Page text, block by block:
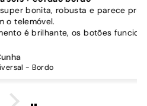
robusta e parece proteger
os botões funcionam
à parte para
como a capa é dura o
e ele passa me a